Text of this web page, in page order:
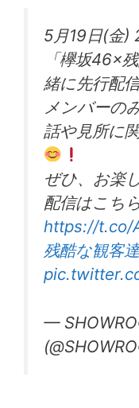
5月19日(金)
「欅坂46×
緒に先行配
メンバーの
話や見所に
ぜひ、お楽
配信はこちら
https://t.co/
残酷な観客達
—